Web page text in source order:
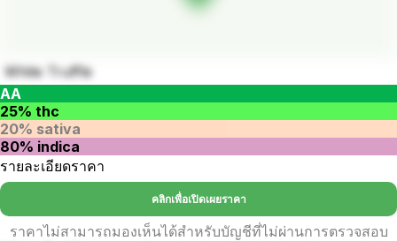
White Truffle
AA
25% thc
20% sativa
80% indica
รายละเอียดราคา
คลิกเพื่อเปิดเผยราคา
ราคาไม่สามารถมองเห็นได้สำหรับบัญชีที่ไม่ผ่านการตรวจสอบ